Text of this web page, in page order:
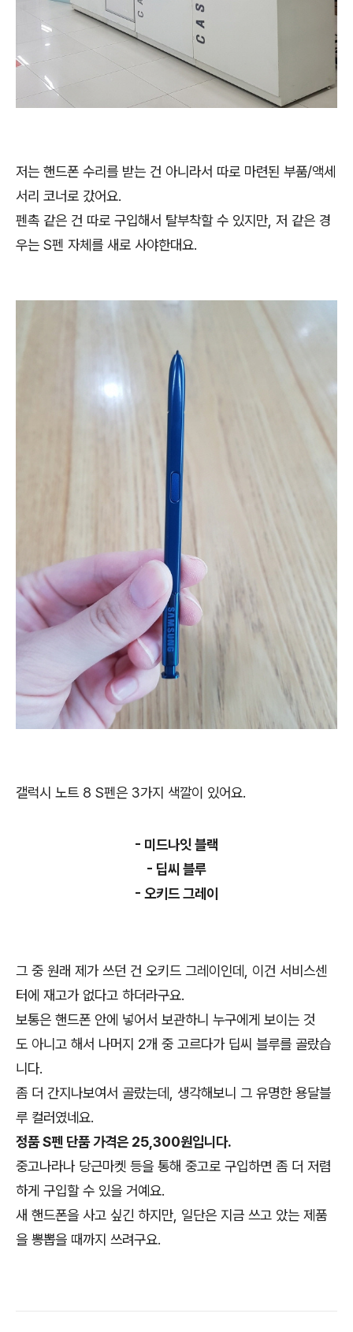
저는 핸드폰 수리를 받는 건 아니라서 따로 마련된 부품/액세
서리 코너로 갔어요.
펜촉 같은 건 따로 구입해서 탈부착할 수 있지만, 저 같은 경
우는 S펜 자체를 새로 사야한대요.
갤럭시 노트 8 S펜은 3가지 색깔이 있어요.
- 미드나잇 블랙
- 딥씨 블루
- 오키드 그레이
그 중 원래 제가 쓰던 건 오키드 그레이인데, 이건 서비스센
터에 재고가 없다고 하더라구요.
보통은 핸드폰 안에 넣어서 보관하니 누구에게 보이는 것
도 아니고 해서 나머지 2개 중 고르다가 딥씨 블루를 골랐습
니다.
좀 더 간지나보여서 골랐는데, 생각해보니 그 유명한 용달블
루 컬러였네요.
정품 S펜 단품 가격은 25,300원입니다.
중고나라나 당근마켓 등을 통해 중고로 구입하면 좀 더 저렴
하게 구입할 수 있을 거예요.
새 핸드폰을 사고 싶긴 하지만, 일단은 지금 쓰고 았는 제품
을 뽕뽑을 때까지 쓰려구요.